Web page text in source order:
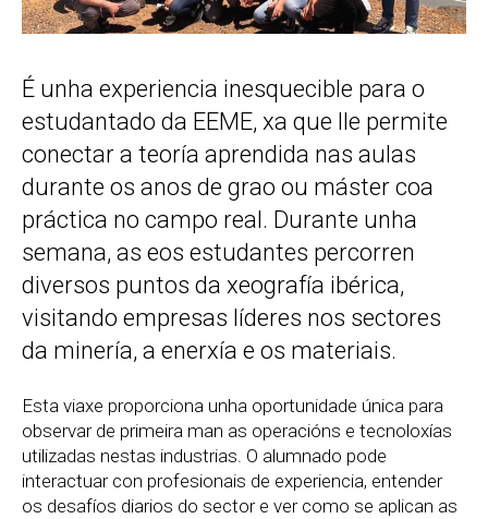
É unha experiencia inesquecible para o
estudantado da EEME, xa que lle permite
conectar a teoría aprendida nas aulas
durante os anos de grao ou máster coa
práctica no campo real. Durante unha
semana, as eos estudantes percorren
diversos puntos da xeografía ibérica,
visitando empresas líderes nos sectores
da minería, a enerxía e os materiais.
Esta viaxe proporciona unha oportunidade única para
observar de primeira man as operacións e tecnoloxías
utilizadas nestas industrias. O alumnado pode
interactuar con profesionais de experiencia, entender
os desafíos diarios do sector e ver como se aplican as